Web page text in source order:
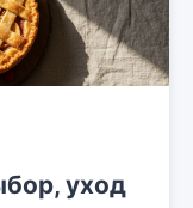
уход